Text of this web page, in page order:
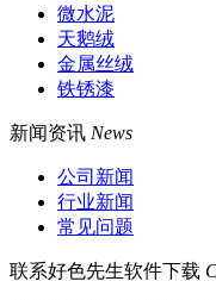
微水泥
天鹅绒
金属丝绒
铁锈漆
新闻资讯 News
公司新闻
行业新闻
常见问题
联系好色先生软件下载